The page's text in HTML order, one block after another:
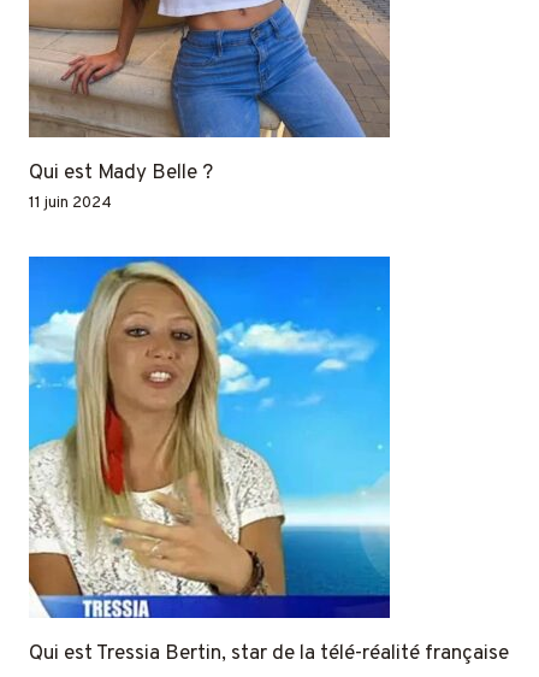
Qui est Mady Belle ?
11 juin 2024
Qui est Tressia Bertin, star de la télé-réalité française